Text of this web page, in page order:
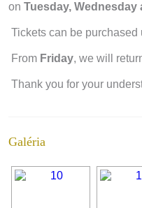
on Tuesday,
Tickets can be purchased
From Friday, we will
Thank you for your
Galéria